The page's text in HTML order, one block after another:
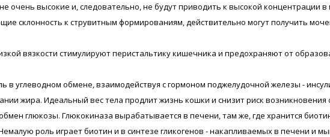
очень высокие и, следовательно, не будут приводить к высокой концентрации
склонность к струвитным формированиям, действительно могут получить
вязкости стимулируют перистальтику кишечника и предохраняют от
углеводном обмене, взаимодействуя с гормоном поджелудочной железы -
жира. Идеальный вес тела продлит жизнь кошки и снизит риск
глюкозы. Глюкокиназа вырабатывается в печени, там же, где хранится
роль играет биотин и в синтезе гликогенов - накапливаемых в печени и